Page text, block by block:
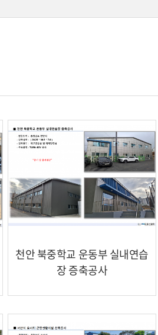
천안 북중학교 운동부 실내연습
장 증축공사